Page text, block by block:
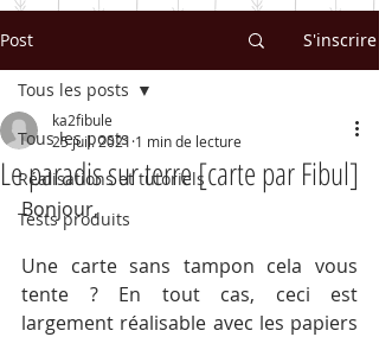
Post S'inscrire
Tous les posts
Réalisations et tutoriels
Tests produits
Tous les posts
Le paradis sur terre [carte par Fibul]
ka2fibule
25 juil. 2021 1 min de lecture
Bonjour,
Une carte sans tampon cela vous
tente ? En tout cas, ceci est
largement réalisable avec les papiers